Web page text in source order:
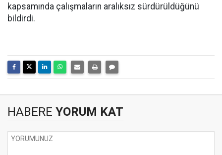
kapsamında çalışmaların aralıksız sürdürüldüğünü
bildirdi.
HABERE YORUM KAT